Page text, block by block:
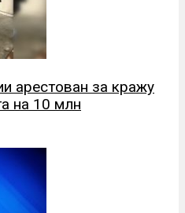
арестован за кражу
на 10 млн